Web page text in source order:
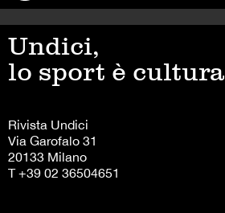
Undici,
lo sport è cultura
Rivista Undici
Via Garofalo 31
20133 Milano
T +39 02 36504651